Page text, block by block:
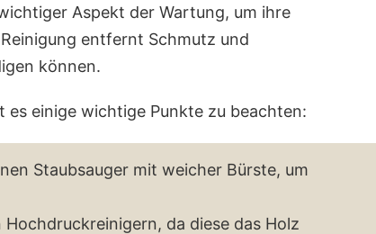
Aspekt der Wartung, um ihre
entfernt Schmutz und
können.
es einige wichtige Punkte zu beachten:
Staubsauger mit weicher Bürste, um
da diese das Holz